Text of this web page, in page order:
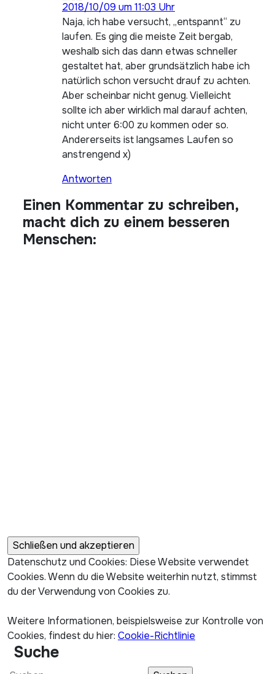
2018/10/09 um 11:03 Uhr
Naja, ich habe versucht, „entspannt“ zu
laufen. Es ging die meiste Zeit bergab,
weshalb sich das dann etwas schneller
gestaltet hat, aber grundsätzlich habe ich
natürlich schon versucht drauf zu achten.
Aber scheinbar nicht genug. Vielleicht
sollte ich aber wirklich mal darauf achten,
nicht unter 6:00 zu kommen oder so.
Andererseits ist langsames Laufen so
anstrengend x)
Antworten
Einen Kommentar zu schreiben,
macht dich zu einem besseren
Menschen:
Datenschutz und Cookies: Diese Website verwendet
Cookies. Wenn du die Website weiterhin nutzt, stimmst
du der Verwendung von Cookies zu.
Weitere Informationen, beispielsweise zur Kontrolle von
Cookies, findest du hier: Cookie-Richtlinie
Suche